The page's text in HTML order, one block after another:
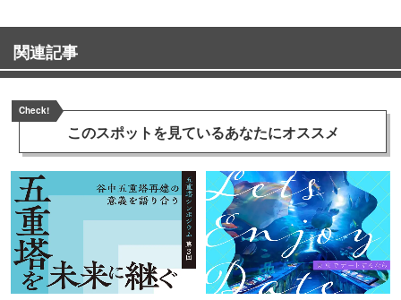
関連記事
Check!
このスポットを見ているあなたにオススメ